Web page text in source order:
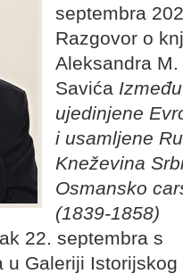
septembra
Razgovor o
Aleksandra M.
Savića Između
ujedinjene
i usamljene
Kneževina
Osmansko
(1839-1858)
22. septembra s
u Galeriji